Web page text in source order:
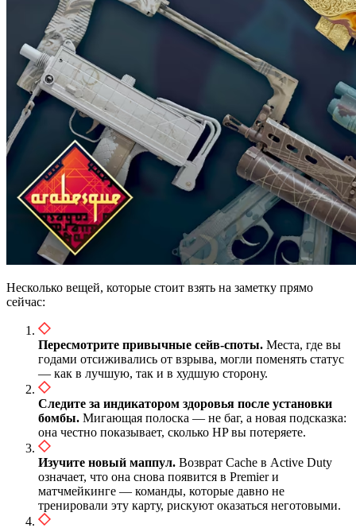
Несколько вещей, которые стоит взять на заметку прямо
сейчас:
Пересмотрите привычные сейв-споты. Места, где вы
годами отсиживались от взрыва, могли поменять статус
— как в лучшую, так и в худшую сторону.
Следите за индикатором здоровья после установки
бомбы. Мигающая полоска — не баг, а новая подсказка:
она честно показывает, сколько HP вы потеряете.
Изучите новый маппул. Возврат Cache в Active Duty
означает, что она снова появится в Premier и
матчмейкинге — команды, которые давно не
тренировали эту карту, рискуют оказаться неготовыми.